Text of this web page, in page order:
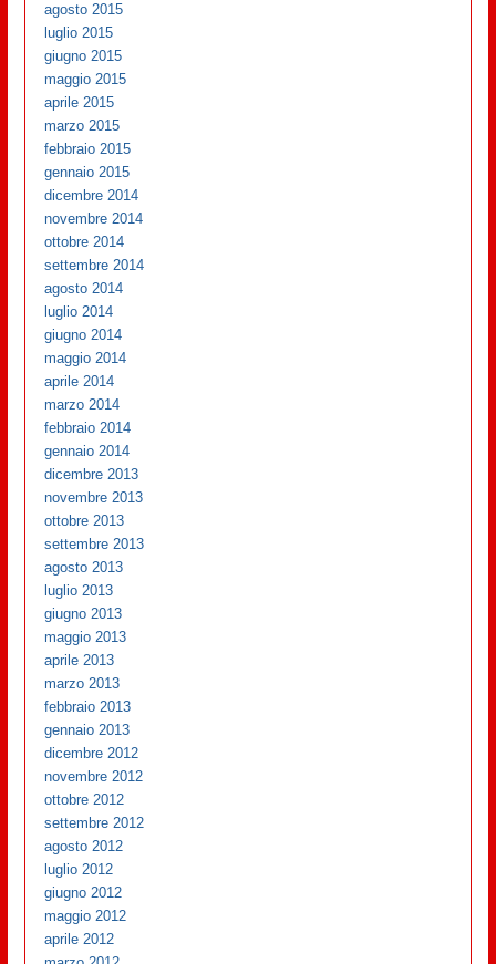
agosto 2015
luglio 2015
giugno 2015
maggio 2015
aprile 2015
marzo 2015
febbraio 2015
gennaio 2015
dicembre 2014
novembre 2014
ottobre 2014
settembre 2014
agosto 2014
luglio 2014
giugno 2014
maggio 2014
aprile 2014
marzo 2014
febbraio 2014
gennaio 2014
dicembre 2013
novembre 2013
ottobre 2013
settembre 2013
agosto 2013
luglio 2013
giugno 2013
maggio 2013
aprile 2013
marzo 2013
febbraio 2013
gennaio 2013
dicembre 2012
novembre 2012
ottobre 2012
settembre 2012
agosto 2012
luglio 2012
giugno 2012
maggio 2012
aprile 2012